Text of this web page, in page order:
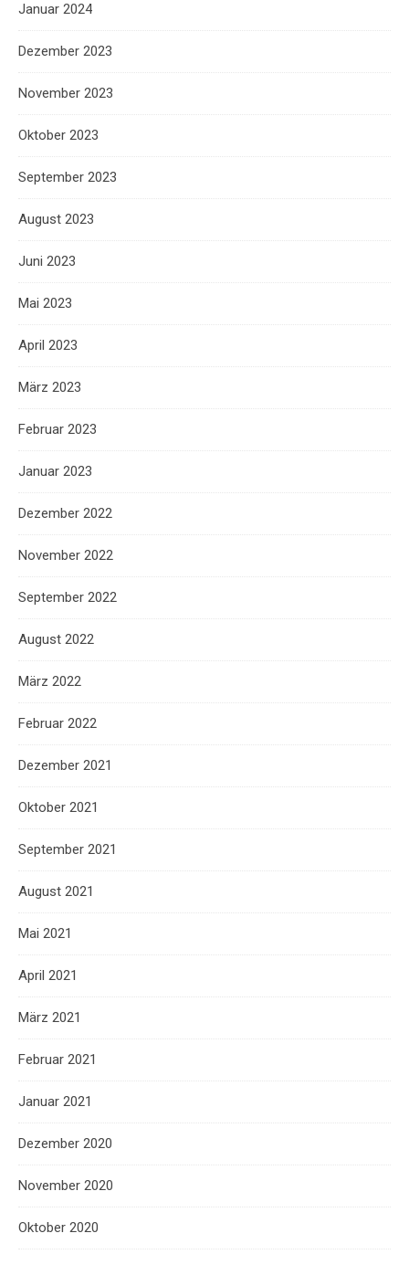
Januar 2024
Dezember 2023
November 2023
Oktober 2023
September 2023
August 2023
Juni 2023
Mai 2023
April 2023
März 2023
Februar 2023
Januar 2023
Dezember 2022
November 2022
September 2022
August 2022
März 2022
Februar 2022
Dezember 2021
Oktober 2021
September 2021
August 2021
Mai 2021
April 2021
März 2021
Februar 2021
Januar 2021
Dezember 2020
November 2020
Oktober 2020